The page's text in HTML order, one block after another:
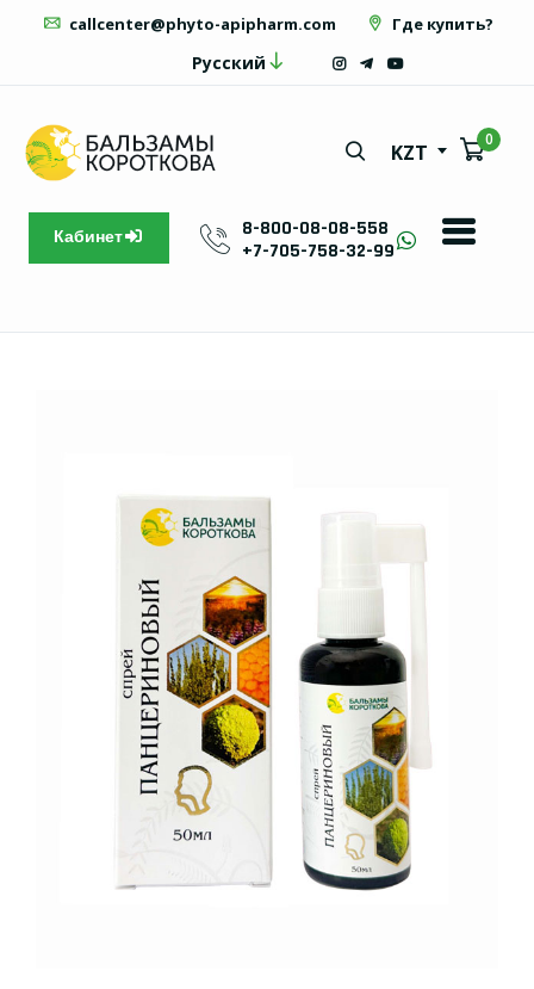
callcenter@phyto-apipharm.com Где купить?
Русский
KZT
0
Кабинет
8-800-08-08-558
+7-705-758-32-99